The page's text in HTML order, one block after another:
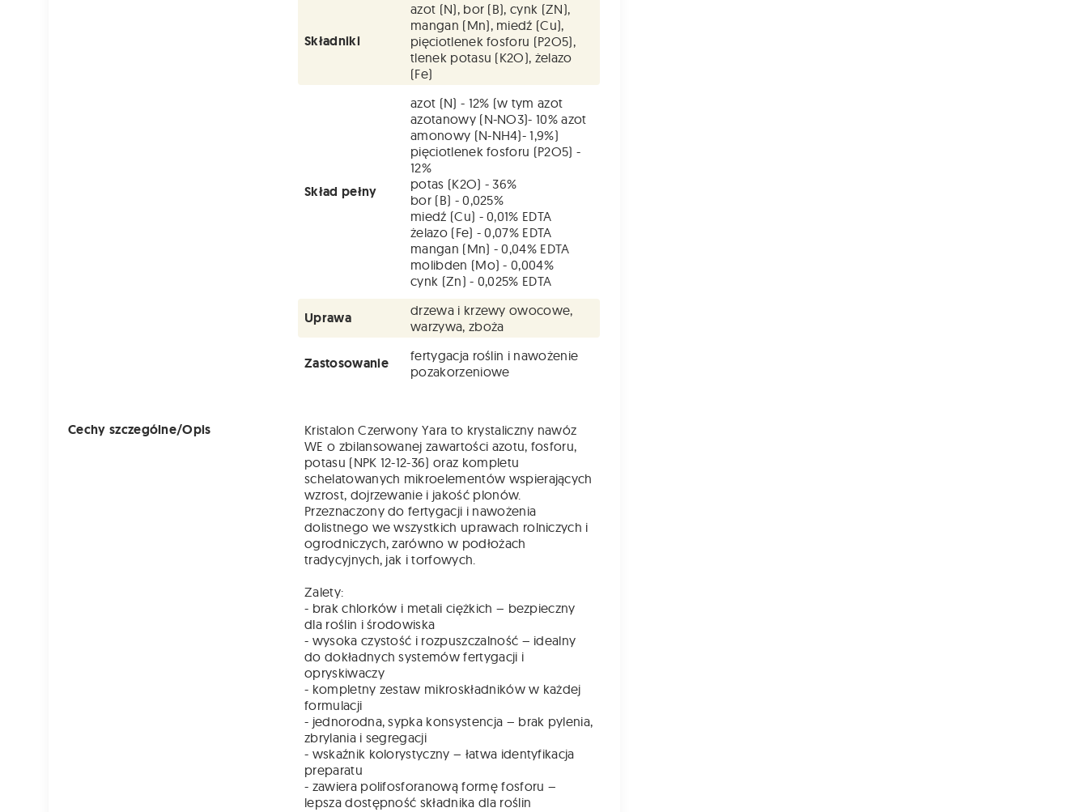
Składniki
azot (N), bor (B), cynk (ZN),
mangan (Mn), miedź (Cu),
pięciotlenek fosforu (P2O5),
tlenek potasu (K2O), żelazo
(Fe)
Skład pełny
azot (N) - 12% (w tym azot
azotanowy (N-NO3)- 10% azot
amonowy (N-NH4)- 1,9%)
pięciotlenek fosforu (P2O5) -
12%
potas (K2O) - 36%
bor (B) - 0,025%
miedź (Cu) - 0,01% EDTA
żelazo (Fe) - 0,07% EDTA
mangan (Mn) - 0,04% EDTA
molibden (Mo) - 0,004%
cynk (Zn) - 0,025% EDTA
Uprawa
drzewa i krzewy owocowe,
warzywa, zboża
Zastosowanie
fertygacja roślin i nawożenie
pozakorzeniowe
Cechy szczególne/Opis
Kristalon Czerwony Yara to krystaliczny nawóz
WE o zbilansowanej zawartości azotu, fosforu,
potasu (NPK 12-12-36) oraz kompletu
schelatowanych mikroelementów wspierających
wzrost, dojrzewanie i jakość plonów.
Przeznaczony do fertygacji i nawożenia
dolistnego we wszystkich uprawach rolniczych i
ogrodniczych, zarówno w podłożach
tradycyjnych, jak i torfowych.
Zalety:
- brak chlorków i metali ciężkich – bezpieczny
dla roślin i środowiska
- wysoka czystość i rozpuszczalność – idealny
do dokładnych systemów fertygacji i
opryskiwaczy
- kompletny zestaw mikroskładników w każdej
formulacji
- jednorodna, sypka konsystencja – brak pylenia,
zbrylania i segregacji
- wskaźnik kolorystyczny – łatwa identyfikacja
preparatu
- zawiera polifosforanową formę fosforu –
lepsza dostępność składnika dla roślin